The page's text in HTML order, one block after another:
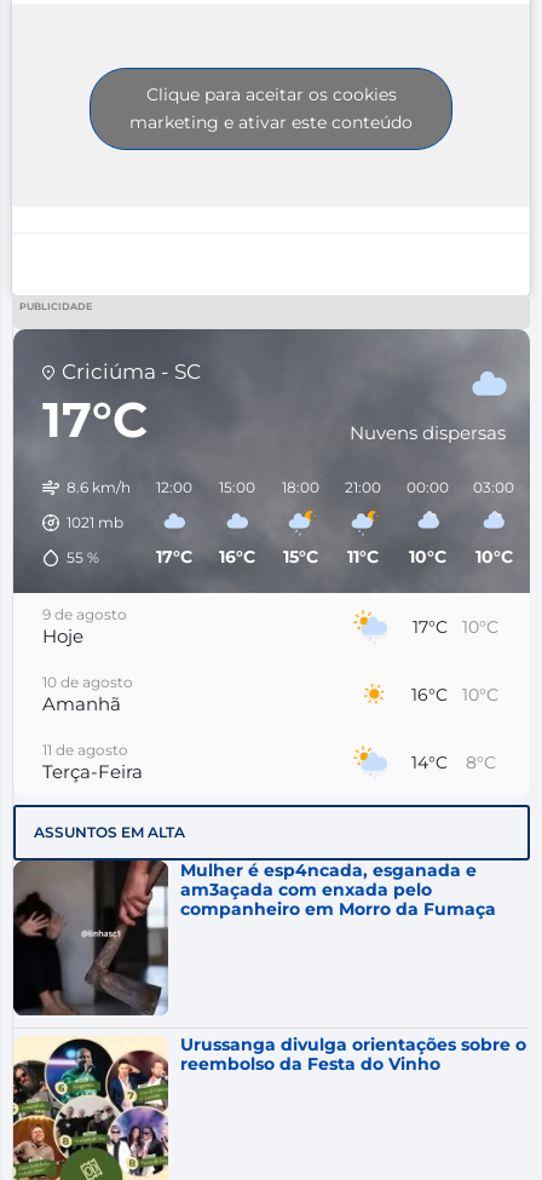
Clique para aceitar os cookies
marketing e ativar este conteúdo
Criciúma - SC
17°C Nuvens dispersas
8.6 km/h
1021 mb
55 %
12:00
17°C
15:00
16°C
18:00
15°C
21:00
11°C
00:00
10°C
03:00
10°C
9 de agosto
Hoje 17°C 10°C
10 de agosto
Amanhã 16°C 10°C
11 de agosto
Terça-Feira 14°C 8°C
Quarta-Feira
13 de agosto
Quinta-Feira 18°C
14 de agosto
Sexta-Feira
15 de agosto
Sábado 20°C 16°C
ASSUNTOS EM ALTA
Mulher é esp4ncada, esganada e
am3açada com enxada pelo
companheiro em Morro da Fumaça
Urussanga divulga orientações sobre o
reembolso da Festa do Vinho
PUBLICIDADE